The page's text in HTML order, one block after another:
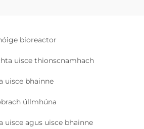
bioreactor
uisce thionscnamhach
uisce bhainne
úllmhúna
uisce agus uisce bhainne